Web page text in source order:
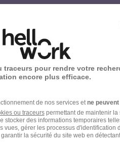
!
pour rendre votre
encore plus efficace.
de nos services etne
ou traceurspermettant de maintenir la
stocker des informations temporaires
gérer les processus d'identification
la sécurité du site web en